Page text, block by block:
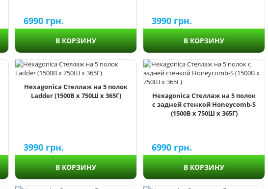
6990 грн.
В КОРЗИНУ
3990 грн.
В КОРЗИНУ
Hexagonica Стеллаж на 5 полок
Ladder (1500В х 750Ш х 365Г)
3990 грн.
В КОРЗИНУ
Hexagonica Стеллаж на 5 полок
с задней стенкой Honeycomb-S
(1500В х 750Ш х 365Г)
6990 грн.
В КОРЗИНУ